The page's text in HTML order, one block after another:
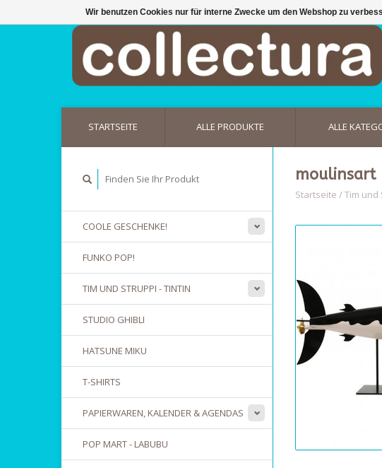
STARTSEITE ALLE PRODUKTE ALLE
COOLE GESCHENKE!
FUNKO POP!
TIM UND STRUPPI - TINTIN
STUDIO GHIBLI
HATSUNE MIKU
T-SHIRTS
PAPIERWAREN, KALENDER & AGENDAS
POP MART - LABUBU
moulinsart
Startseite /Tim und
Wir benutzen Cookies nur für interne Zwecke um den Webshop zu